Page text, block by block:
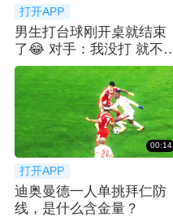
打开APP
男生打台球刚开桌就结束
了😂 对手：我没打 就不
AA了.....
00:14
打开APP
迪奥曼德一人单挑拜仁防
线，是什么含金量？